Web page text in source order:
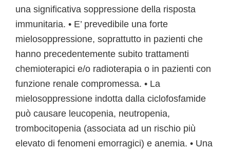
una significativa soppressione della risposta
immunitaria. • E’ prevedibile una forte
mielosoppressione, soprattutto in pazienti che
hanno precedentemente subito trattamenti
chemioterapici e/o radioterapia o in pazienti con
funzione renale compromessa. • La
mielosoppressione indotta dalla ciclofosfamide
può causare leucopenia, neutropenia,
trombocitopenia (associata ad un rischio più
elevato di fenomeni emorragici) e anemia. • Una